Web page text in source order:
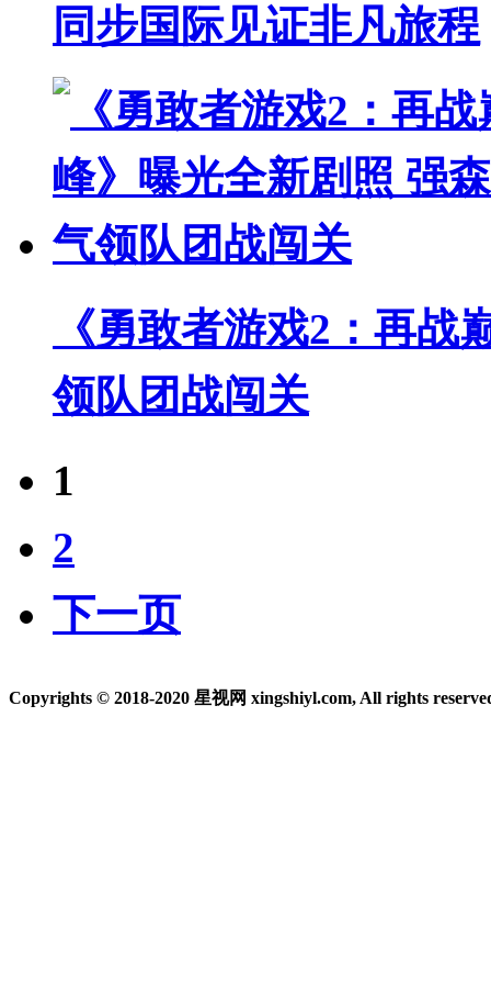
同步国际见证非凡旅程
《勇敢者游戏2：再
领队团战闯关
1
2
下一页
Copyrights © 2018-2020 星视网 xingshiyl.com, All rights